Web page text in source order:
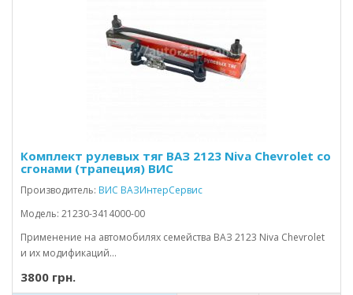
Комплект рулевых тяг ВАЗ 2123 Niva Chevrolet со
сгонами (трапеция) ВИС
Производитель: ВИС ВАЗИнтерСервис
Модель: 21230-3414000-00
Применение на автомобилях семейства ВАЗ 2123 Niva Chevrolet
и их модификаций...
3800 грн.